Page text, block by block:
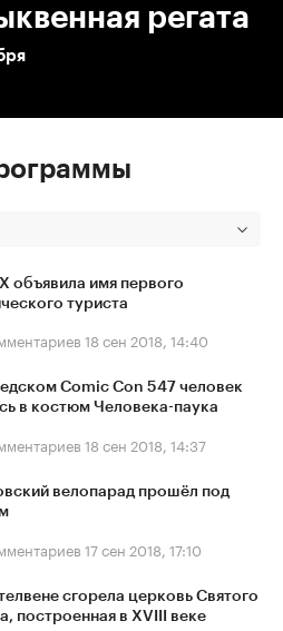
регата
объявила имя первого
туриста
18 сен 2018, 14:40
Comic Con 547 человек
в костюм Человека-паука
18 сен 2018, 14:37
велопарад прошёл под
17 сен 2018, 17:10
сгорела церковь Святого
построенная в XVIII веке